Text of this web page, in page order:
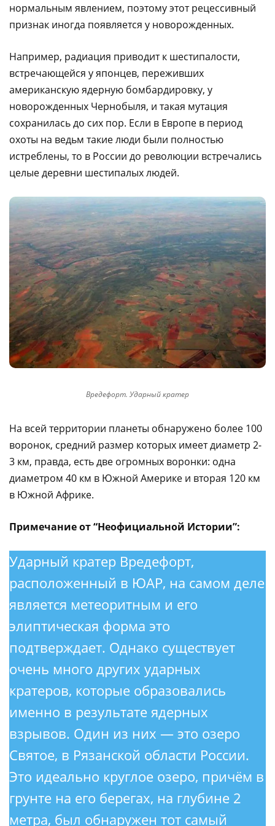
нормальным явлением, поэтому этот рецессивный
признак иногда появляется у новорожденных.
Например, радиация приводит к шестипалости,
встречающейся у японцев, переживших
американскую ядерную бомбардировку, у
новорожденных Чернобыля, и такая мутация
сохранилась до сих пор. Если в Европе в период
охоты на ведьм такие люди были полностью
истреблены, то в России до революции встречались
целые деревни шестипалых людей.
Вредефорт. Ударный кратер
На всей территории планеты обнаружено более 100
воронок, средний размер которых имеет диаметр 2-
3 км, правда, есть две огромных воронки: одна
диаметром 40 км в Южной Америке и вторая 120 км
в Южной Африке.
Примечание от “Неофициальной Истории”:
Ударный кратер Вредефорт,
расположенный в ЮАР, на самом деле
является метеоритным и его
элиптическая форма это
подтверждает. Однако существует
очень много других ударных
кратеров, которые образовались
именно в результате ядерных
взрывов. Один из них — это озеро
Святое, в Рязанской области России.
Это идеально круглое озеро, причём в
грунте на его берегах, на глубине 2
метра, был обнаружен тот самый